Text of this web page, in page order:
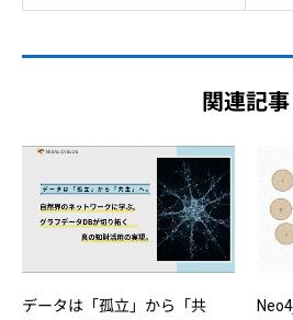
関連記事
データは「孤立」から「共